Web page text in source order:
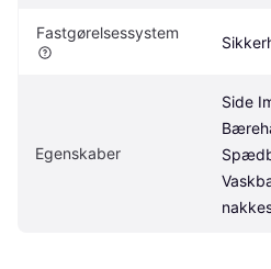
Fastgørelsessystem
Egenskaber
Side